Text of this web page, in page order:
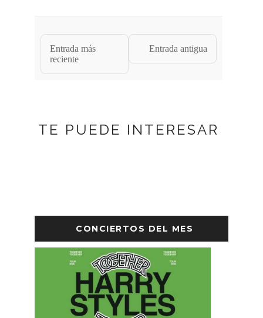
Entrada más
reciente
Entrada antigua
TE PUEDE INTERESAR
CONCIERTOS DEL MES